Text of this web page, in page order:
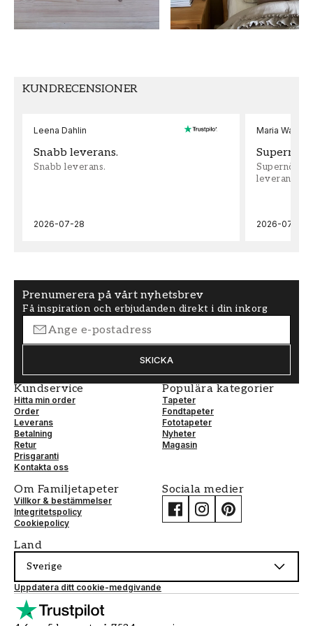
KUNDRECENSIONER
Leena Dahlin
Snabb leverans.
Snabb leverans.
2026-07-28
Maria
leveran,
2026-07-22
Prenumerera på vårt nyhetsbrev
Få inspiration och erbjudanden direkt i din inkorg
SKICKA
Kundservice
Hitta min order
Order
Leverans
Betalning
Retur
Prisgaranti
Kontakta oss
Populära kategorier
Tapeter
Fondtapeter
Fototapeter
Nyheter
Magasin
Om Familjetapeter
Villkor & bestämmelser
Integritetspolicy
Cookiepolicy
Sociala medier
Land
Sverige
Uppdatera ditt cookie-medgivande